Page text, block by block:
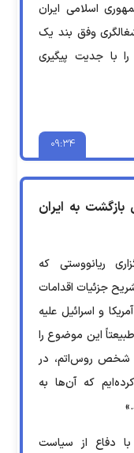
۰۹:۳۴
اسلامی ایران
وفق بند یک
با جدیت پیگیری
به ایران
ریانووستی که
جزئیات اقدامات
و اسرائیل علیه
این موضوع را
شخص روس‌اتم، در
که آن‌ها به
با دفاع از سیاست